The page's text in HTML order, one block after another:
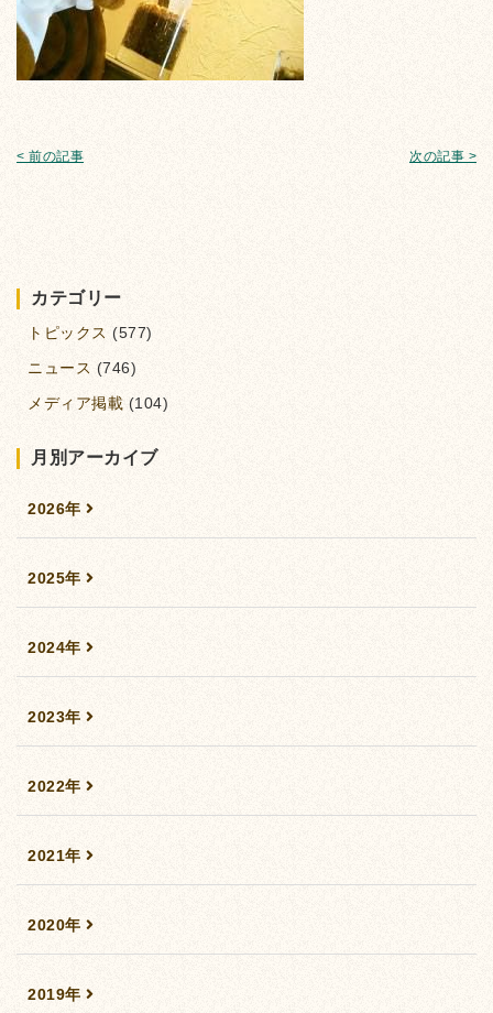
< 前の記事 次の記事 >
カテゴリー
トピックス (577)
ニュース (746)
メディア掲載 (104)
月別アーカイブ
2026年
2025年
2024年
2023年
2022年
2021年
2020年
2019年